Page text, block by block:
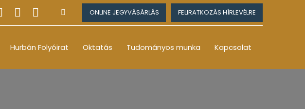
ONLINE JEGYVÁSÁRLÁS FELIRATKOZÁS HÍRLEVÉLRE
Hurbán Folyóirat Oktatás Tudományos munka Kapcsolat